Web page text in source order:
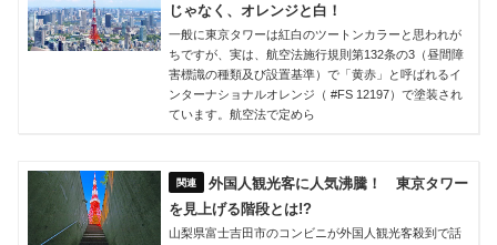
じゃなく、オレンジと白！
一般に東京タワーは紅白のツートンカラーと思われが
ちですが、実は、航空法施行規則第132条の3（昼間障
害標識の種類及び設置基準）で「黄赤」と呼ばれるイ
ンターナショナルオレンジ（ #FS 12197）で塗装され
ています。航空法で定めら
外国人観光客に人気沸騰！ 東京タワー
を見上げる階段とは!?
山梨県富士吉田市のコンビニが外国人観光客殺到で話